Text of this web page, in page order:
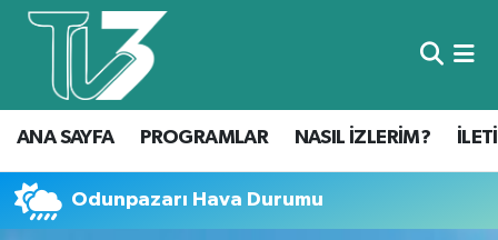
ANA SAYFA PROGRAMLAR NASIL İZLERİM?
Odunpazarı Hava Durumu
Foto Galeri
Canlı Yayın
ANA SAYFA
PROGRAMLAR
NASIL İZLERİM?